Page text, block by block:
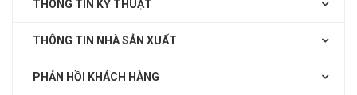
THÔNG TIN KỸ THUẬT
THÔNG TIN NHÀ SẢN XUẤT
PHẢN HỒI KHÁCH HÀNG